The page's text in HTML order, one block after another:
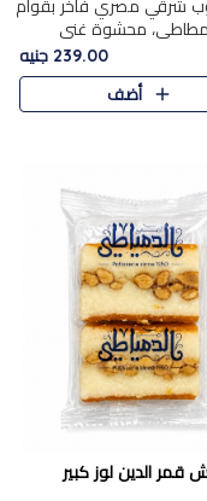
شرقي مصري فاخر بقوام
محشوة غني
عين الجمل واللوز
التي تضيف قرمشة مميزة
ونكهة ناتي غنية في كل
239.00 جنيه
أضف
قمر الدين لوز كبير